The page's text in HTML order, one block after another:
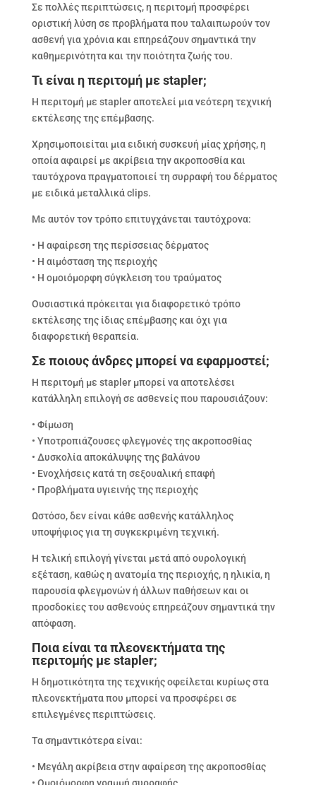
Σε πολλές περιπτώσεις, η περιτομή προσφέρει
οριστική λύση σε προβλήματα που ταλαιπωρούν τον
ασθενή για χρόνια και επηρεάζουν σημαντικά την
καθημερινότητα και την ποιότητα ζωής του.
Τι είναι η περιτομή με stapler;
Η περιτομή με stapler αποτελεί μια νεότερη τεχνική
εκτέλεσης της επέμβασης.
Χρησιμοποιείται μια ειδική συσκευή μίας χρήσης, η
οποία αφαιρεί με ακρίβεια την ακροποσθία και
ταυτόχρονα πραγματοποιεί τη συρραφή του δέρματος
με ειδικά μεταλλικά clips.
Με αυτόν τον τρόπο επιτυγχάνεται ταυτόχρονα:
• Η αφαίρεση της περίσσειας δέρματος
• Η αιμόσταση της περιοχής
• Η ομοιόμορφη σύγκλειση του τραύματος
Ουσιαστικά πρόκειται για διαφορετικό τρόπο
εκτέλεσης της ίδιας επέμβασης και όχι για
διαφορετική θεραπεία.
Σε ποιους άνδρες μπορεί να εφαρμοστεί;
Η περιτομή με stapler μπορεί να αποτελέσει
κατάλληλη επιλογή σε ασθενείς που παρουσιάζουν:
• Φίμωση
• Υποτροπιάζουσες φλεγμονές της ακροποσθίας
• Δυσκολία αποκάλυψης της βαλάνου
• Ενοχλήσεις κατά τη σεξουαλική επαφή
• Προβλήματα υγιεινής της περιοχής
Ωστόσο, δεν είναι κάθε ασθενής κατάλληλος
υποψήφιος για τη συγκεκριμένη τεχνική.
Η τελική επιλογή γίνεται μετά από ουρολογική
εξέταση, καθώς η ανατομία της περιοχής, η ηλικία, η
παρουσία φλεγμονών ή άλλων παθήσεων και οι
προσδοκίες του ασθενούς επηρεάζουν σημαντικά την
απόφαση.
Ποια είναι τα πλεονεκτήματα της
περιτομής με stapler;
Η δημοτικότητα της τεχνικής οφείλεται κυρίως στα
πλεονεκτήματα που μπορεί να προσφέρει σε
επιλεγμένες περιπτώσεις.
Τα σημαντικότερα είναι:
• Μεγάλη ακρίβεια στην αφαίρεση της ακροποσθίας
• Ομοιόμορφη γραμμή συρραφής